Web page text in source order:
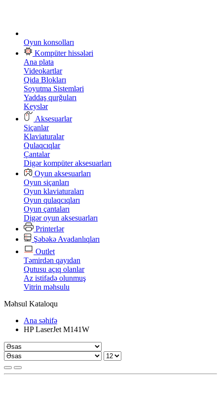
Oyun konsolları
Kompüter hissələri
Ana plata
Videokartlar
Qida Blokları
Soyutma Sistemləri
Yaddaş qurğuları
Keyslər
Aksesuarlar
Siçanlar
Klaviaturalar
Qulaqcıqlar
Çantalar
Digər kompüter aksesuarları
Oyun aksesuarları
Oyun siçanları
Oyun klaviaturaları
Oyun qulaqcıqları
Oyun çantaları
Digər oyun aksesuarları
Printerlər
Şəbəkə Avadanlıqları
Outlet
Təmirdən qayıdan
Qutusu açıq olanlar
Az istifadə olunmuş
Vitrin məhsulu
Məhsul Kataloqu
Ana səhifə
HP LaserJet M141W